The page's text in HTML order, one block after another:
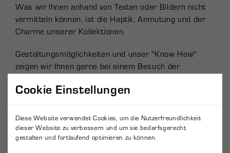
Was wir Ihnen anhand von Texten oder Bildern nicht
vermitteln können, ist die Haptik, Anmutung und der
Charme unserer Kollektionen.
Gestaltungsmöglichkeiten und unser "Know How"
zeigen wir Ihnen gerne bei einem Besuch der
Cookie Einstellungen
Diese Website verwendet Cookies, um die Nutzerfreundlichkeit
dieser Website zu verbessern und um sie bedarfsgerecht
gestalten und fortlaufend optimieren zu können.